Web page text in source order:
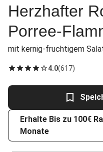
Herzhafter
Porree-
mit kernig-fruchtigem
4.0(617)
Erhalte Bis zu 100€
Monate